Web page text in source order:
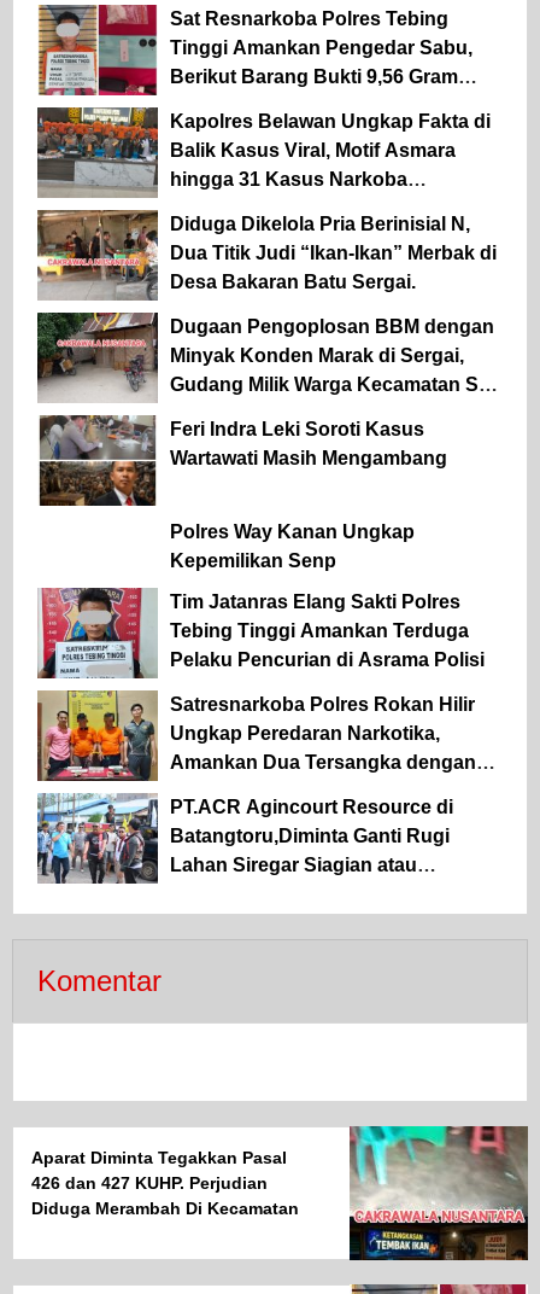
Sat Resnarkoba Polres Tebing
Tinggi Amankan Pengedar Sabu,
Berikut Barang Bukti 9,56 Gram
Kapolres Belawan Ungkap Fakta di
Balik Kasus Viral, Motif Asmara
hingga 31 Kasus Narkoba
Diduga Dikelola Pria Berinisial N,
Dua Titik Judi “Ikan-Ikan” Merbak di
Desa Bakaran Batu Sergai.
Dugaan Pengoplosan BBM dengan
Minyak Konden Marak di Sergai,
Gudang Milik Warga Kecamatan Sei
Feri Indra Leki Soroti Kasus
Wartawati Masih Mengambang
Polres Way Kanan Ungkap
Kepemilikan Senp
Tim Jatanras Elang Sakti Polres
Tebing Tinggi Amankan Terduga
Pelaku Pencurian di Asrama Polisi
Satresnarkoba Polres Rokan Hilir
Ungkap Peredaran Narkotika,
Amankan Dua Tersangka dengan
PT.ACR Agincourt Resource di
Batangtoru,Diminta Ganti Rugi
Lahan Siregar Siagian atau
Komentar
Aparat Diminta Tegakkan Pasal
426 dan 427 KUHP. Perjudian
Diduga Merambah Di Kecamatan